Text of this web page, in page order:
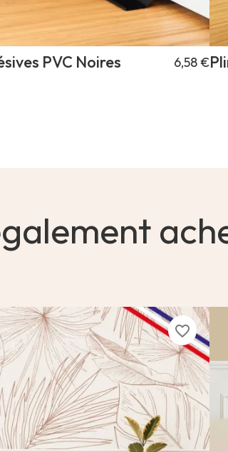
PVC Noires 6,58 €
favorite_border